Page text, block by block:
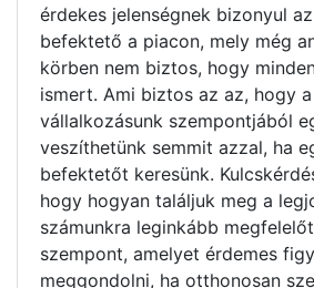
érdekes jelenségnek bizonyul
befektető a piacon, mely még
körben nem biztos, hogy
ismert. Ami biztos az az, hogy
vállalkozásunk szempontjából
veszíthetünk semmit azzal, ha
befektetőt keresünk.
hogy hogyan találjuk meg a
számunkra leginkább
szempont, amelyet érdemes
meggondolni, ha otthonosan